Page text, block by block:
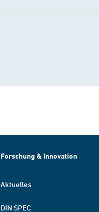
Forschung & Innovation
Aktuelles
DIN SPEC